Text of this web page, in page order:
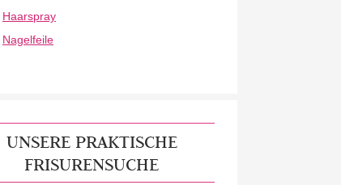
Haarspray
Nagelfeile
UNSERE PRAKTISCHE
FRISURENSUCHE